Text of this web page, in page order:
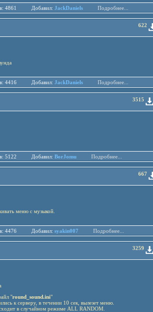
4861 Добавил: JackDaniels Подробнее...
622
4416 Добавил: JackDaniels Подробнее...
3515
5122 Добавил: BorJomu Подробнее...
667
меню с музыкой.
4476 Добавил: syakin007 Подробнее...
3259
"round_sound.ini"
к серверу, в течении 10 сек, вылезет меню.
в случайном режиме ALL RANDOM.